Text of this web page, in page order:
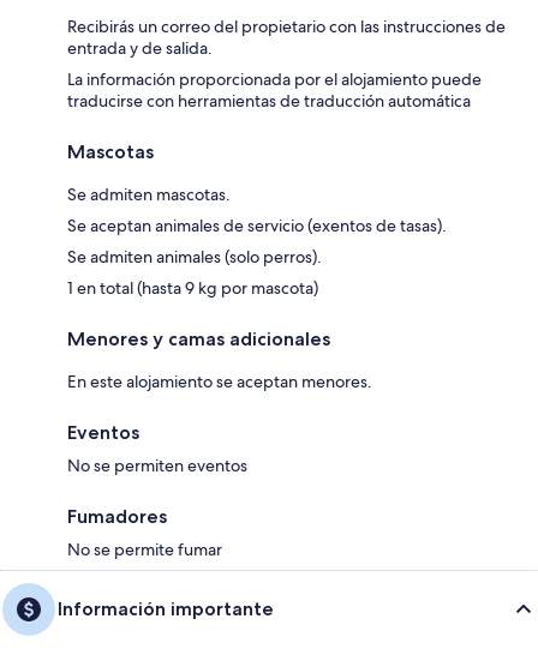
Recibirás un correo del propietario con las instrucciones de
entrada y de salida.
La información proporcionada por el alojamiento puede
traducirse con herramientas de traducción automática
Mascotas
Se admiten mascotas.
Se aceptan animales de servicio (exentos de tasas).
Se admiten animales (solo perros).
1 en total (hasta 9 kg por mascota)
Menores y camas adicionales
En este alojamiento se aceptan menores.
Eventos
No se permiten eventos
Fumadores
No se permite fumar
Información importante